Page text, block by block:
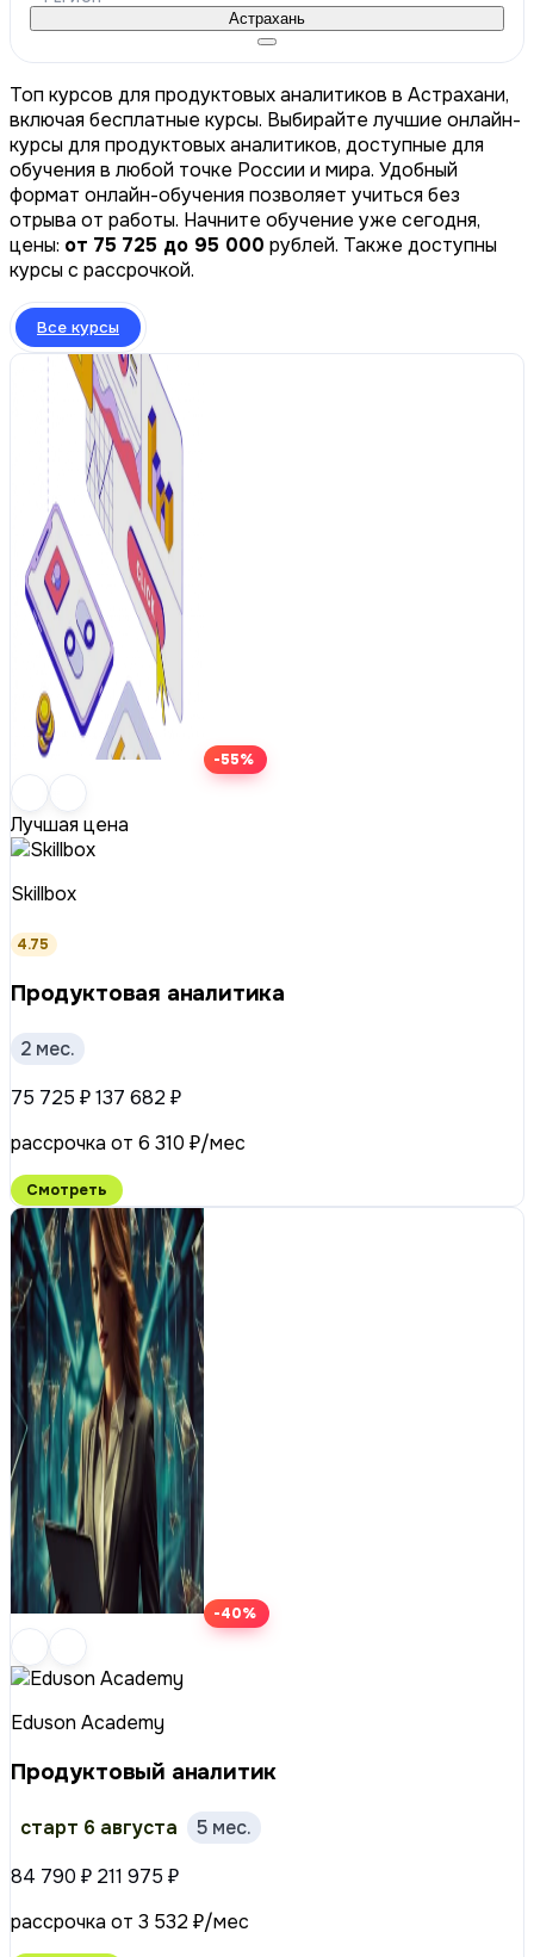
Астрахань
Топ курсов для продуктовых аналитиков в Астрахани,
включая бесплатные курсы. Выбирайте лучшие онлайн-
курсы для продуктовых аналитиков, доступные для
обучения в любой точке России и мира. Удобный
формат онлайн-обучения позволяет учиться без
отрыва от работы. Начните обучение уже сегодня,
цены: от 75 725 до 95 000 рублей. Также доступны
курсы с рассрочкой.
Все курсы
-55%
Лучшая цена
Skillbox
4.75
Продуктовая аналитика
2 мес.
75 725 ₽137 682 ₽
рассрочка от 6 310 ₽/мес
Смотреть
-40%
Eduson Academy
Продуктовый аналитик
старт 6 августа
5 мес.
84 790 ₽ 211 975 ₽
рассрочка от 3 532 ₽/мес